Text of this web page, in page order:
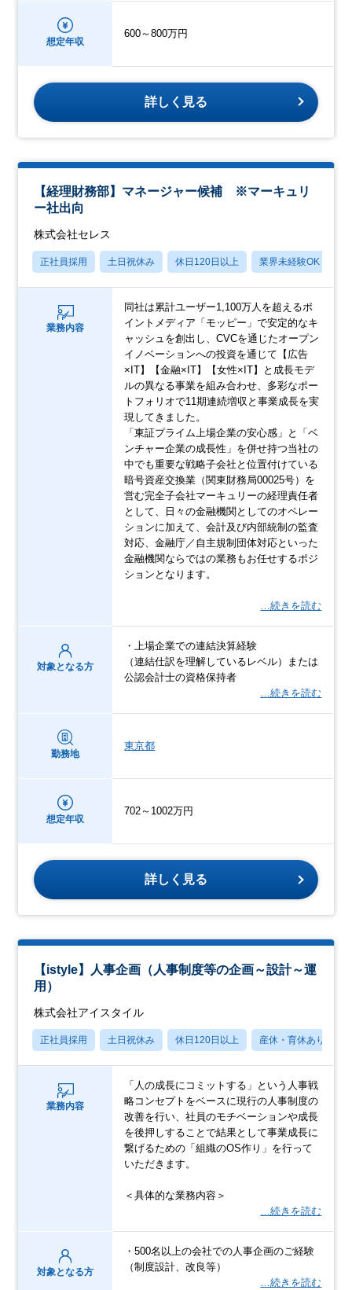
想定年収
600～800万円
詳しく見る
【経理財務部】マネージャー候補 ※マーキュリ
ー社出向
株式会社セレス
正社員採用 土日祝休み 休日120日以上 業界未経験OK
業務内容
同社は累計ユーザー1,100万人を超えるポ
イントメディア「モッピー」で安定的なキ
ャッシュを創出し、CVCを通じたオープン
イノベーションへの投資を通じて【広告
×IT】【金融×IT】【女性×IT】と成長モデ
ルの異なる事業を組み合わせ、多彩なポー
トフォリオで11期連続増収と事業成長を実
現してきました。
「東証プライム上場企業の安心感」と「ベ
ンチャー企業の成長性」を併せ持つ当社の
中でも重要な戦略子会社と位置付けている
暗号資産交換業（関東財務局00025号）を
営む完全子会社マーキュリーの経理責任者
として、日々の金融機関としてのオペレー
ションに加えて、会計及び内部統制の監査
対応、金融庁／自主規制団体対応といった
金融機関ならではの業務もお任せするポジ
ションとなります。
…続きを読む
対象となる方
・上場企業での連結決算経験
（連結仕訳を理解しているレベル）または
公認会計士の資格保持者
…続きを読む
勤務地
東京都
想定年収
702～1002万円
詳しく見る
【istyle】人事企画（人事制度等の企画～設計～運
用）
株式会社アイスタイル
正社員採用 土日祝休み 休日120日以上 産休・育休あり
業務内容
「人の成長にコミットする」という人事戦
略コンセプトをベースに現行の人事制度の
改善を行い、社員のモチベーションや成長
を後押しすることで結果として事業成長に
繋げるための「組織のOS作り」を行って
いただきます。
＜具体的な業務内容＞
…続きを読む
対象となる方
・500名以上の会社での人事企画のご経験
（制度設計、改良等）
…続きを読む